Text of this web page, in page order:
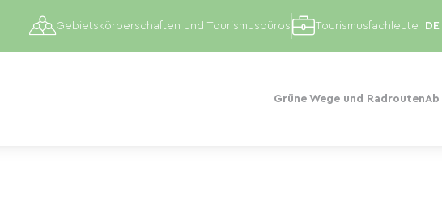
Grüne Wege und Radrouten
Gebietskörperschaften und Tourismusbüros Tourismusfachleute